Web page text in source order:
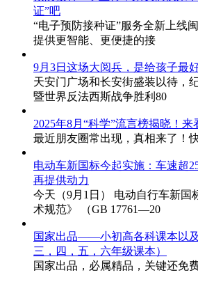
证”吧
“电子预防接种证”服务全新上线
提供更智能、更便捷的接
9月3日这场大阅兵，是给孩子最
天安门广场和长安街盛装以待，
暨世界反法西斯战争胜利80
2025年8月“科学”流言榜揭晓！
最近朋友圈常出现，真相来了！
电动车新国标今起实施：车速超
再提供动力
今天（9月1日） 电动自行车新国
术规范》 （GB 17761—20
国家出品——小初高各科课本以
三，四，五，六年级课本）
国家出品，必属精品，关键还免